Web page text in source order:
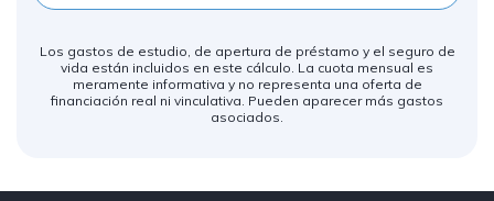
Los gastos de estudio, de apertura de préstamo y el seguro de
vida están incluidos en este cálculo. La cuota mensual es
meramente informativa y no representa una oferta de
financiación real ni vinculativa. Pueden aparecer más gastos
asociados.